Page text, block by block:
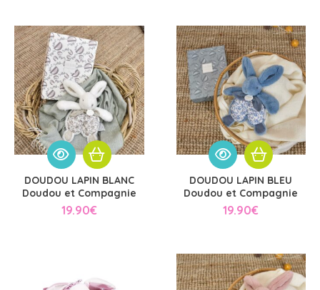
DOUDOU LAPIN BLANC
Doudou et Compagnie
19.90€
DOUDOU LAPIN BLEU
Doudou et Compagnie
19.90€